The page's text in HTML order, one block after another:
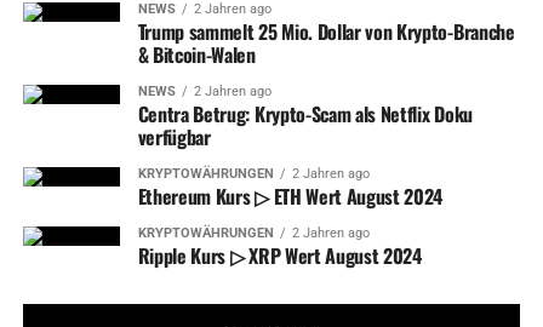
NEWS 2 Jahren ago
Trump sammelt 25 Mio. Dollar von Krypto-Branche
& Bitcoin-Walen
NEWS 2 Jahren ago
Centra Betrug: Krypto-Scam als Netflix Doku
verfügbar
KRYPTOWÄHRUNGEN 2 Jahren ago
Ethereum Kurs ▷ ETH Wert August 2024
KRYPTOWÄHRUNGEN 2 Jahren ago
Ripple Kurs ▷ XRP Wert August 2024